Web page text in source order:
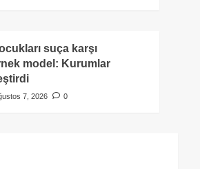
suça karşı
model: Kurumlar
7, 2026 0